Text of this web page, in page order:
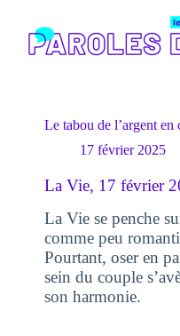
contenu
Le tabou de l’argent en
17 février 2025
La Vie, 17 février
La Vie se penche
comme peu
Pourtant, oser en
sein du couple
son harmonie.